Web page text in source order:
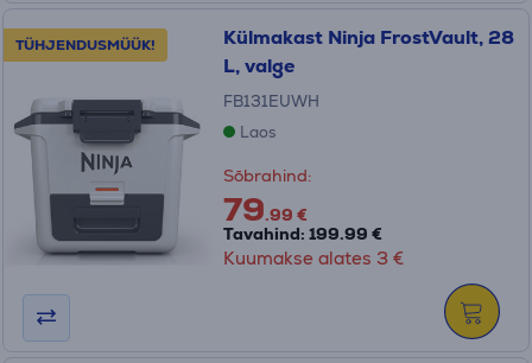
TÜHJENDUSMÜÜK!
Külmakast Ninja FrostVault, 28
L, valge
FB131EUWH
Laos
Sõbrahind:
79.99 €
Tavahind: 199.99 €
Kuumakse alates 3 €